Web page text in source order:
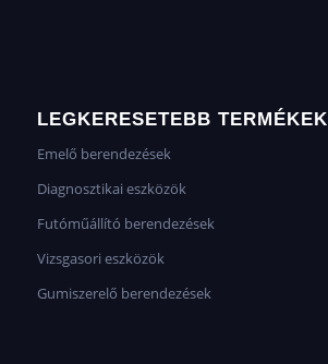
LEGKERESETEBB TERMÉKEK
Emelő berendezések
Diagnosztikai eszközök
Futóműállító berendezések
Vizsgasori eszközök
Gumiszerelő berendezések